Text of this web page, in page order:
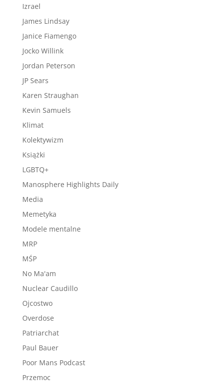
Izrael
James Lindsay
Janice Fiamengo
Jocko Willink
Jordan Peterson
JP Sears
Karen Straughan
Kevin Samuels
Klimat
Kolektywizm
Książki
LGBTQ+
Manosphere Highlights Daily
Media
Memetyka
Modele mentalne
MRP
MŚP
No Ma'am
Nuclear Caudillo
Ojcostwo
Overdose
Patriarchat
Paul Bauer
Poor Mans Podcast
Przemoc